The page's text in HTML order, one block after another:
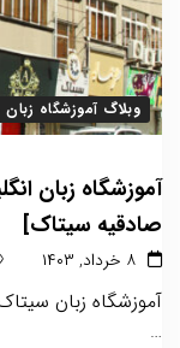
وبلاگ آموزشگاه
آموزشگاه زبان
صادقیه سیتاک]
۸ خرداد, ۱۴۰۳
آموزشگاه زبان
…